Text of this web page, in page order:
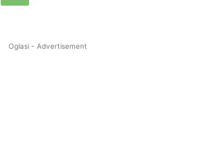
Oglasi - Advertisement